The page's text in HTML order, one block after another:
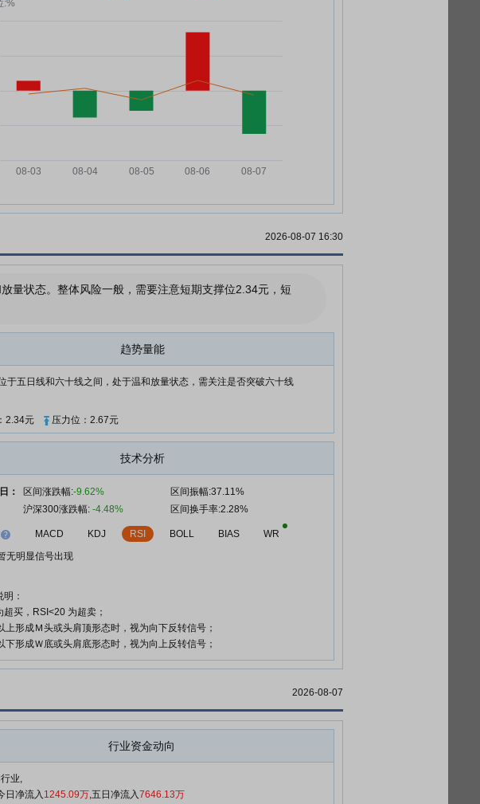
诺
限公
议决议
限公
事会换
限公
东会的
诺-马
有限公
有限公
公司
有限公
2026-08-07 16:30
量状态。整体风险一般，需要注意短期支撑位2.34元，短
趋势量能
于五日线和六十线之间，处于温和放量状态，需关注是否突破六十线
2.34元 压力位：2.67元
技术分析
： 区间涨跌幅:-9.62%
区间振幅:37.11%
沪深300涨跌幅: -4.48% 区间换手率:2.28%
MACD KDJ RSI BOLL BIAS
WR
无明显信号出现
：
超买，RSI<20 为超卖；
上形成Ｍ头或头肩顶形态时，视为向下反转信号；
下形成Ｗ底或头肩底形态时，视为向上反转信号；
2026-08-07
行业资金动向
业,
日净流入 1245.09万,五日净流入7646.13万